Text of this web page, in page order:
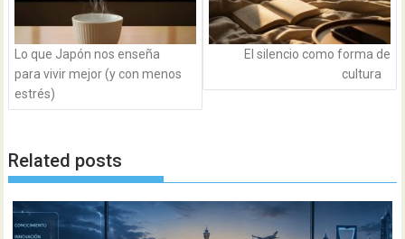
Lo que Japón nos enseña
para vivir mejor (y con menos
estrés)
El silencio como forma de
cultura
Related posts